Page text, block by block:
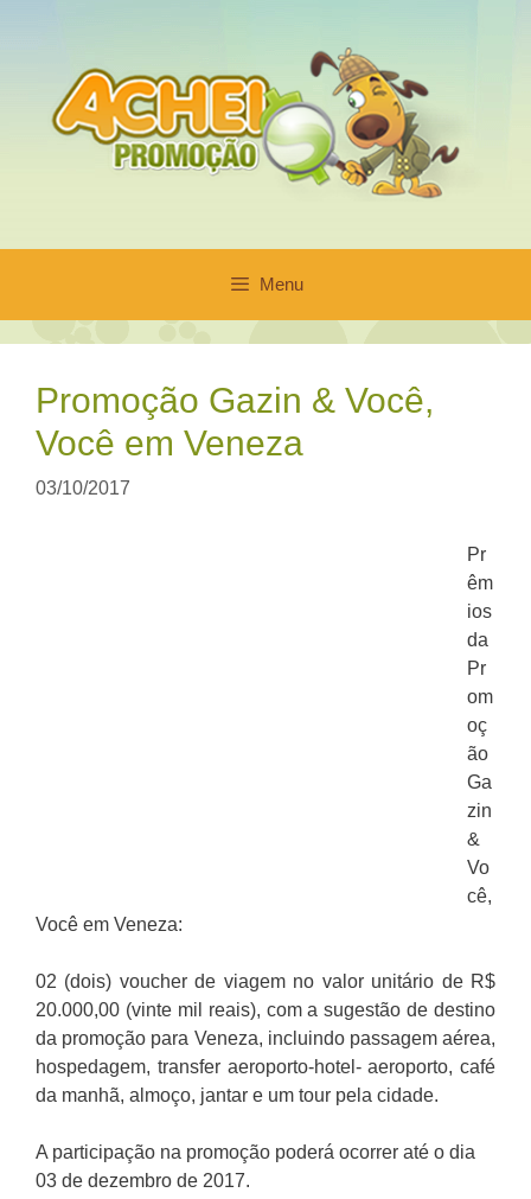
conteúdo
Menu
Promoção Gazin & Você,
Você em Veneza
03/10/2017
Pr
êm
ios
da
Pr
om
oç
ão
Ga
zin
&
Vo
cê,
Você em Veneza:
02 (dois) voucher de viagem no valor unitário de R$
20.000,00 (vinte mil reais), com a sugestão de destino
da promoção para Veneza, incluindo passagem aérea,
hospedagem, transfer aeroporto-hotel- aeroporto, café
da manhã, almoço, jantar e um tour pela cidade.
A participação na promoção poderá ocorrer até o dia
03 de dezembro de 2017.